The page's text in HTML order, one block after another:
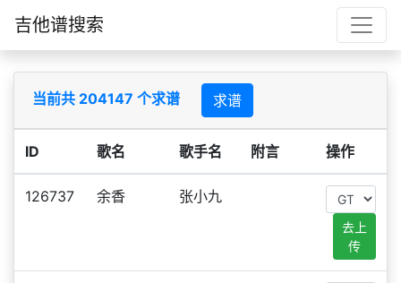
吉他谱搜索
当前共 204147 个求谱 求谱
ID 歌名 歌手名 附言 操作
126737 余香 张小九
去上
传